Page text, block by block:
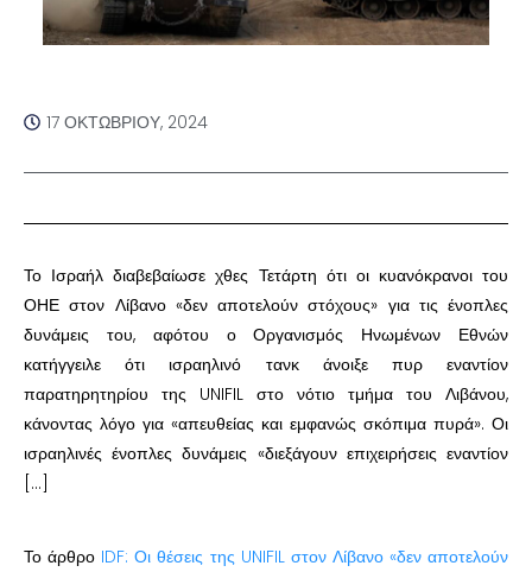
17 ΟΚΤΩΒΡΊΟΥ, 2024
Το Ισραήλ διαβεβαίωσε χθες Τετάρτη ότι οι κυανόκρανοι του
ΟΗΕ στον Λίβανο «δεν αποτελούν στόχους» για τις ένοπλες
δυνάμεις του, αφότου ο Οργανισμός Ηνωμένων Εθνών
κατήγγειλε ότι ισραηλινό τανκ άνοιξε πυρ εναντίον
παρατηρητηρίου της UNIFIL στο νότιο τμήμα του Λιβάνου,
κάνοντας λόγο για «απευθείας και εμφανώς σκόπιμα πυρά». Οι
ισραηλινές ένοπλες δυνάμεις «διεξάγουν επιχειρήσεις εναντίον
[…]
Το άρθρο IDF: Οι θέσεις της UNIFIL στον Λίβανο «δεν αποτελούν